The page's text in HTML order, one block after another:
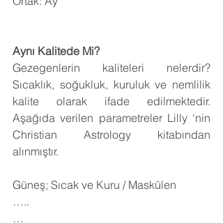
Aynı Kalitede Mi?
Gezegenlerin kaliteleri nelerdir?
Sıcaklık, soğukluk, kuruluk ve nemlilik
kalite olarak ifade edilmektedir.
Aşağıda verilen parametreler Lilly ‘nin
Christian Astrology kitabından
alınmıştır.
Güneş; Sıcak ve Kuru / Maskülen
…..
…